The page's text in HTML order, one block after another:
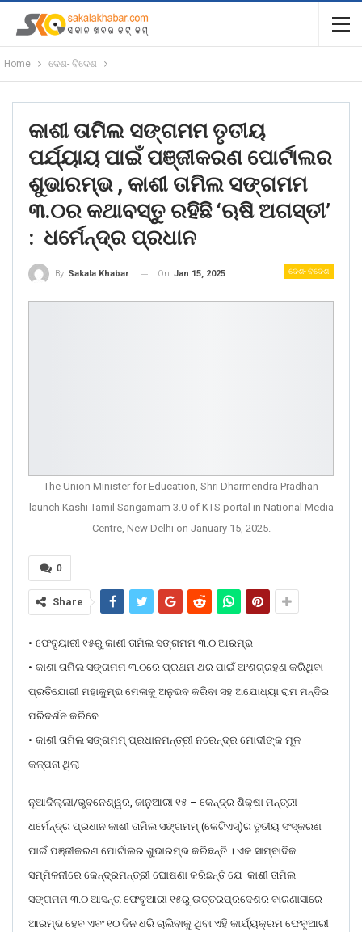
Home ଦେଶ- ବିଦେଶ
କାଶୀ ତାମିଲ ସଙ୍ଗମମ ତୃତୀୟ
ପର୍ଯ୍ୟାୟ ପାଇଁ ପଞ୍ଜୀକରଣ ପୋର୍ଟାଲର
ଶୁଭାରମ୍ଭ , କାଶୀ ତାମିଲ ସଙ୍ଗମମ
୩.୦ର କଥାବସ୍ତୁ ରହିଛି ‘ଋଷି ଅଗସ୍ତୀ’
: ଧର୍ମେନ୍ଦ୍ର ପ୍ରଧାନ
ଦେଶ- ବିଦେଶ
By Sakala Khabar On Jan 15, 2025
The Union Minister for Education, Shri Dharmendra Pradhan
launch Kashi Tamil Sangamam 3.0 of KTS portal in National Media
Centre, New Delhi on January 15, 2025.
0
Share
• ଫେବୃୟାରୀ ୧୫ରୁ କାଶୀ ତାମିଲ ସଙ୍ଗମମ ୩.୦ ଆରମ୍ଭ
• କାଶୀ ତାମିଲ ସଙ୍ଗମମ ୩.୦ରେ ପ୍ରଥମ ଥର ପାଇଁ ଅଂଶଗ୍ରହଣ କରିଥିବା
ପ୍ରତିଯୋଗୀ ମହାକୁମ୍ଭ ମେଳାକୁ ଅନୁଭବ କରିବା ସହ ଅଯୋଧ୍ୟା ରାମ ମନ୍ଦିର
ପରିଦର୍ଶନ କରିବେ
• କାଶୀ ତାମିଲ ସଙ୍ଗମମ୍ ପ୍ରଧାନମନ୍ତ୍ରୀ ନରେନ୍ଦ୍ର ମୋଦୀଙ୍କ ମୂଳ
କଳ୍ପନା ଥିଲା
ନୂଆଦିଲ୍ଲୀ/ଭୁବନେଶ୍ୱର, ଜାନୁଆରୀ ୧୫ – କେନ୍ଦ୍ର ଶିକ୍ଷା ମନ୍ତ୍ରୀ
ଧର୍ମେନ୍ଦ୍ର ପ୍ରଧାନ କାଶୀ ତାମିଲ ସଙ୍ଗମମ୍ (କେଟିଏସ୍)ର ତୃତୀୟ ସଂସ୍କରଣ
ପାଇଁ ପଞ୍ଜୀକରଣ ପୋର୍ଟାଲର ଶୁଭାରମ୍ଭ କରିଛନ୍ତି । ଏକ ସାମ୍ବାଦିକ
ସମ୍ମିଳନୀରେ କେନ୍ଦ୍ରମନ୍ତ୍ରୀ ଘୋଷଣା କରିଛନ୍ତି ଯେ କାଶୀ ତାମିଲ
ସଙ୍ଗମମ ୩.୦ ଆସନ୍ତା ଫେବୃଆରୀ ୧୫ରୁ ଉତ୍ତରପ୍ରଦେଶର ବାରଣାସୀରେ
ଆରମ୍ଭ ହେବ ଏବଂ ୧୦ ଦିନ ଧରି ଚାଲିବାକୁ ଥିବା ଏହି କାର୍ଯ୍ୟକ୍ରମ ଫେବୃଆରୀ